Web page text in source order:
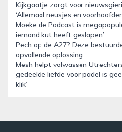
Kijkgaatje zorgt voor
‘Allemaal neusjes en
Moeke de Podcast is
iemand kut heeft geslapen’
Pech op de A27? Deze
opvallende oplossing
Mesh helpt volwassen
gedeelde liefde voor padel is
klik’